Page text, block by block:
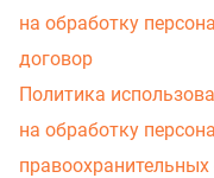
на обработку
договор
Политика
на обработку